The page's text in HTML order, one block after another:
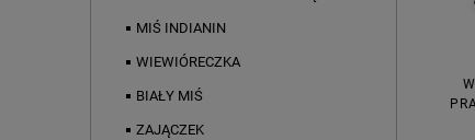
MIŚ INDIANIN
WIEWIÓRECZKA
BIAŁY MIŚ
ZAJĄCZEK